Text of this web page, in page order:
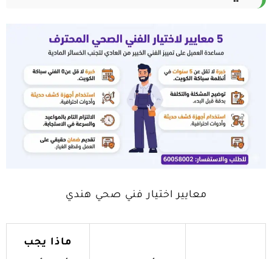
معايير اختيار فني صحي هندي
ماذا يجب